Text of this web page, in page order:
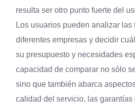
resulta ser otro punto fuerte del
Los usuarios pueden analizar las
diferentes empresas y decidir
su presupuesto y necesidades
capacidad de comparar no sólo
sino que también abarca
calidad del servicio, las garantías